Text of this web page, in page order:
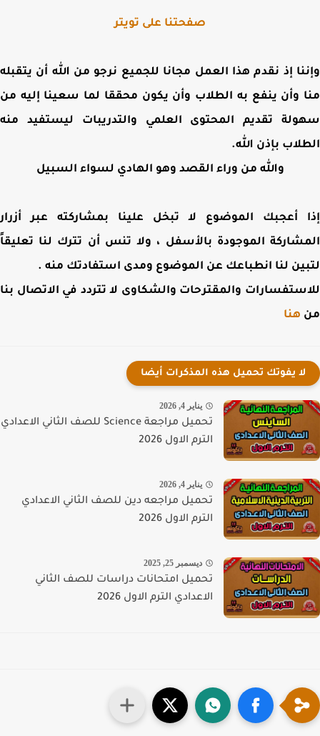
صفحتنا على تويتر
إذ نقدم هذا العمل مجانا للجميع نرجو من الله أن يتقبله
وأن ينفع به الطلاب وأن يكون محققا لما سعينا إليه من
تقديم المحتوى العلمي والتدريبات ليستفيد منه
بإذن الله.
والله من وراء القصد وهو الهادي لسواء السبيل
أعجبك الموضوع لا تبخل علينا بمشاركته عبر أزرار
الموجودة بالأسفل ، ولا تنس أن تترك لنا تعليقاً
لنا انطباعك عن الموضوع ومدى استفادتك منه .
والمقترحات والشكاوى لا تتردد في الاتصال بنا
هنا
لا يفوتك تحميل هذه المذكرات أيضا
يناير 4, 2026
تحميل مراجعة Science للصف الثاني الاعدادي
الترم الاول 2026
يناير 4, 2026
تحميل مراجعه دين للصف الثاني الاعدادي
الترم الاول 2026
ديسمبر 25, 2025
تحميل امتحانات دراسات للصف الثاني
الاعدادي الترم الاول 2026